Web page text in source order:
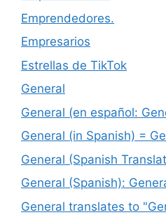
Emprendedores.
Empresarios
Estrellas de TikTok
General
General (en español:
General (in Spanish) =
General (Spanish
General (Spanish):
General translates to